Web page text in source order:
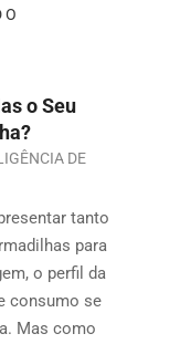
o Seu
DE
tanto
para
o perfil da
consumo se
Mas como